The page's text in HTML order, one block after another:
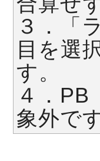
３．「
目を選
す。
４．
象外で